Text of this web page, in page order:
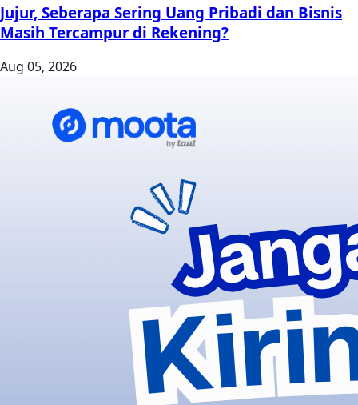
Jujur, Seberapa Sering Uang Pribadi dan Bisnis
Masih Tercampur di Rekening?
Aug 05, 2026